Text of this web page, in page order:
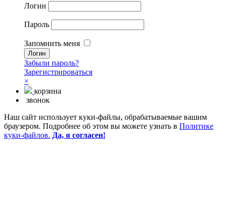
Логин
Пароль
Запомнить меня
Забыли пароль?
Зарегистрироваться
×
корзина
звонок
Наш сайт использует куки-файлы, обрабатываемые вашим
браузером. Подробнее об этом вы можете узнать в Политике
куки-файлов. Да, я согласен!